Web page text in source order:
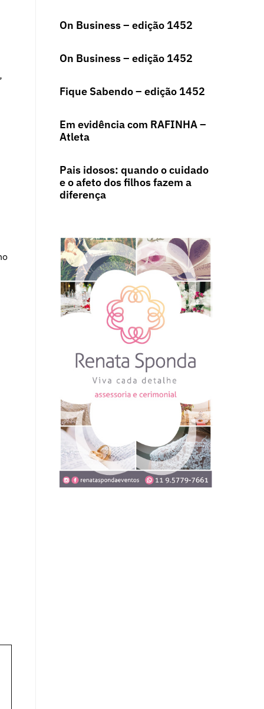
On Business – edição 1452
On Business – edição 1452
Fique Sabendo – edição 1452
Em evidência com RAFINHA –
Atleta
Pais idosos: quando o cuidado
e o afeto dos filhos fazem a
diferença